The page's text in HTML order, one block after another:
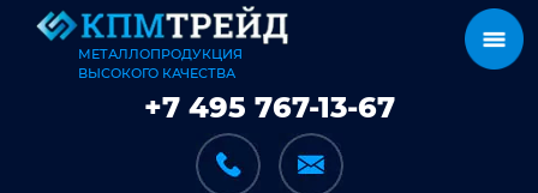
МЕТАЛЛОПРОДУКЦИЯ
ВЫСОКОГО КАЧЕСТВА
+7 495 767-13-67